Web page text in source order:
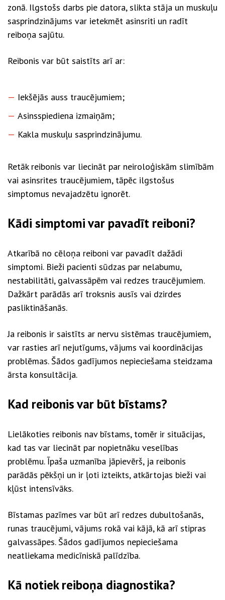
zonā. Ilgstošs darbs pie datora, slikta stāja un muskuļu
sasprindzinājums var ietekmēt asinsriti un radīt
reiboņa sajūtu.
Reibonis var būt saistīts arī ar:
Iekšējās auss traucējumiem;
Asinsspiediena izmaiņām;
Kakla muskuļu sasprindzinājumu.
Retāk reibonis var liecināt par neiroloģiskām slimībām
vai asinsrites traucējumiem, tāpēc ilgstošus
simptomus nevajadzētu ignorēt.
Kādi simptomi var pavadīt reiboni?
Atkarībā no cēloņa reiboni var pavadīt dažādi
simptomi. Bieži pacienti sūdzas par nelabumu,
nestabilitāti, galvassāpēm vai redzes traucējumiem.
Dažkārt parādās arī troksnis ausīs vai dzirdes
pasliktināšanās.
Ja reibonis ir saistīts ar nervu sistēmas traucējumiem,
var rasties arī nejutīgums, vājums vai koordinācijas
problēmas. Šādos gadījumos nepieciešama steidzama
ārsta konsultācija.
Kad reibonis var būt bīstams?
Lielākoties reibonis nav bīstams, tomēr ir situācijas,
kad tas var liecināt par nopietnāku veselības
problēmu. Īpaša uzmanība jāpievērš, ja reibonis
parādās pēkšņi un ir ļoti izteikts, atkārtojas bieži vai
kļūst intensīvāks.
Bīstamas pazīmes var būt arī redzes dubultošanās,
runas traucējumi, vājums rokā vai kājā, kā arī stipras
galvassāpes. Šādos gadījumos nepieciešama
neatliekama medicīniskā palīdzība.
Kā notiek reiboņa diagnostika?